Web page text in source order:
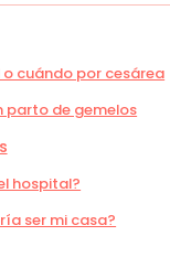
cuándo por cesárea
parto de gemelos
hospital?
ser mi casa?